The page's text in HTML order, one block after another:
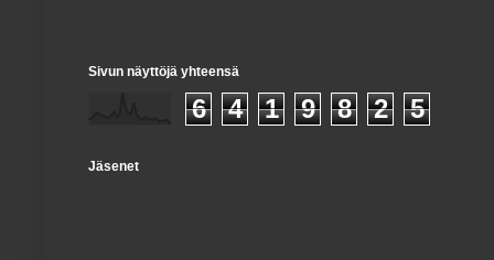
Sivun näyttöjä yhteensä
6 4 1 9 8 2 5
Jäsenet